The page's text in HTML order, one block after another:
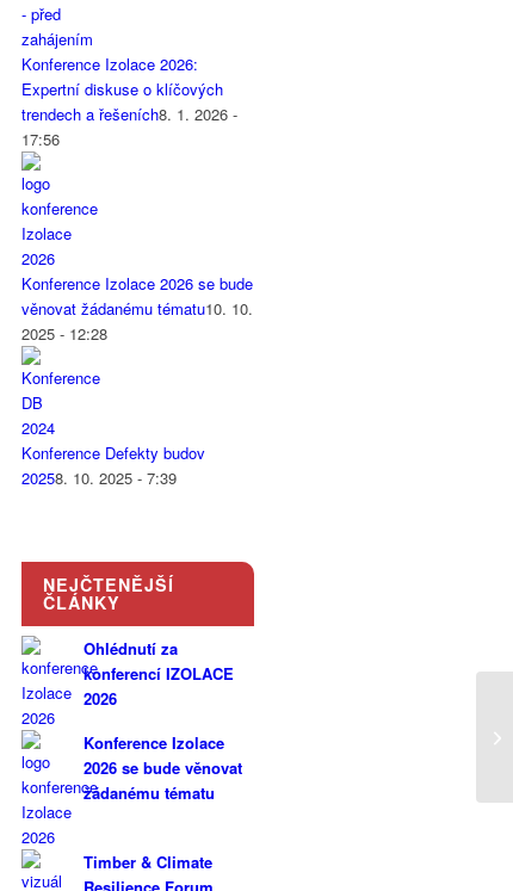
Konference Izolace 2026:
Expertní diskuse o klíčových
trendech a řešeních8. 1. 2026 -
17:56
Konference Izolace 2026 se bude
věnovat žádanému tématu10. 10.
2025 - 12:28
Konference Defekty budov
20258. 10. 2025 - 7:39
NEJČTENĚJŠÍ
ČLÁNKY
Ohlédnutí za
konferencí IZOLACE
2026
Konference Izolace
2026 se bude věnovat
žádanému tématu
Timber & Climate